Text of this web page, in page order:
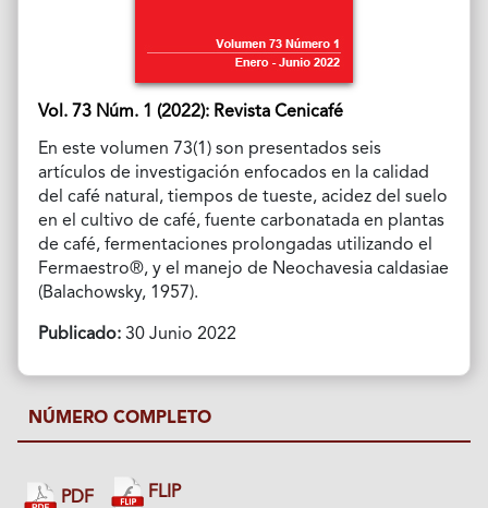
Vol. 73 Núm. 1 (2022): Revista Cenicafé
En este volumen 73(1) son presentados seis
artículos de investigación enfocados en la calidad
del café natural, tiempos de tueste, acidez del suelo
en el cultivo de café, fuente carbonatada en plantas
de café, fermentaciones prolongadas utilizando el
Fermaestro®, y el manejo de Neochavesia caldasiae
(Balachowsky, 1957).
Publicado:30 Junio 2022
NÚMERO COMPLETO
PDF FLIP